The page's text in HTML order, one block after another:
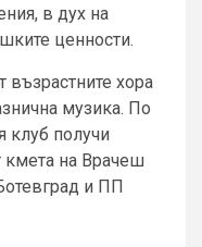
в дух на
ценности.
възрастните хора
музика. По
клуб получи
кмета на Врачеш
и ПП